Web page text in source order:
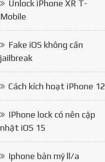
Unlock iPhone XR T-
Mobile
Fake iOS không cần
jailbreak
Cách kích hoạt iPhone 12
IPhone lock có nên cập
nhật iOS 15
Iphone bản mỹ ll/a